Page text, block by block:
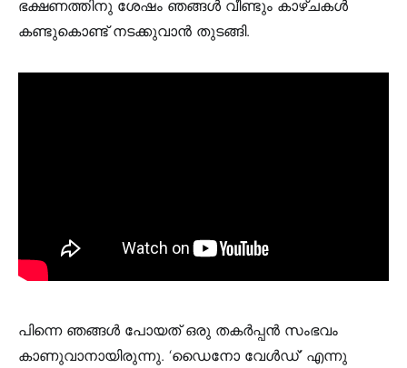
ഭക്ഷണത്തിനു ശേഷം ഞങ്ങൾ വീണ്ടും കാഴ്ചകൾ
കണ്ടുകൊണ്ട് നടക്കുവാൻ തുടങ്ങി.
പിന്നെ ഞങ്ങൾ പോയത് ഒരു തകർപ്പൻ സംഭവം
കാണുവാനായിരുന്നു. ‘ഡൈനോ വേൾഡ്’ എന്നു